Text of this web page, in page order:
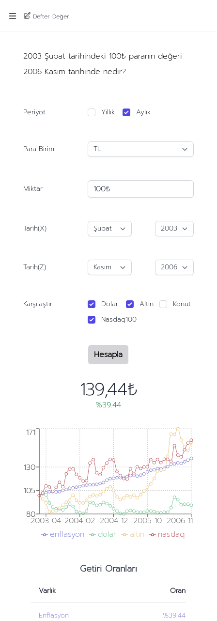
Defter Değeri
2003 Şubat tarihindeki 100₺ paranın değeri
2006 Kasım tarihinde nedir?
Periyot Yıllık Aylık
Para Birimi
Miktar
Tarih(X)
Tarih(Z)
Karşılaştır Dolar Altın
Konut
Nasdaq100
Hesapla
139,44₺
%39.44
2003-04 2004-02 2004-12 2005-10 2006-11
80
105
130
171
80
105
130
171
enflasyon dolar altın nasdaq
Getiri Oranları
Varlık Oran
Enflasyon %39.44